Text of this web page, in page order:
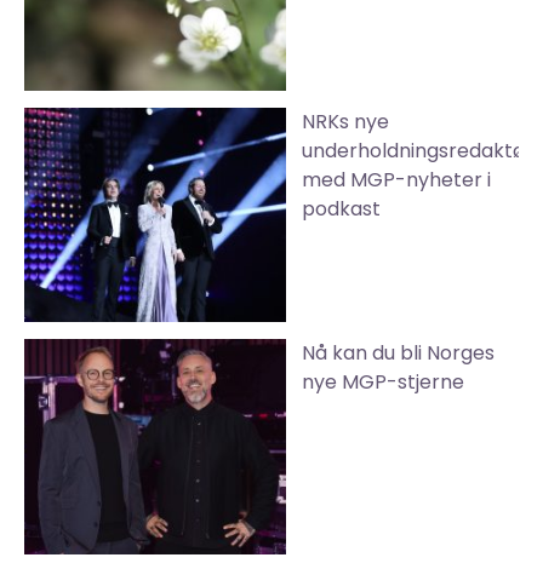
NRKs nye
underholdningsredaktør
med MGP-nyheter i
podkast
Nå kan du bli Norges
nye MGP-stjerne